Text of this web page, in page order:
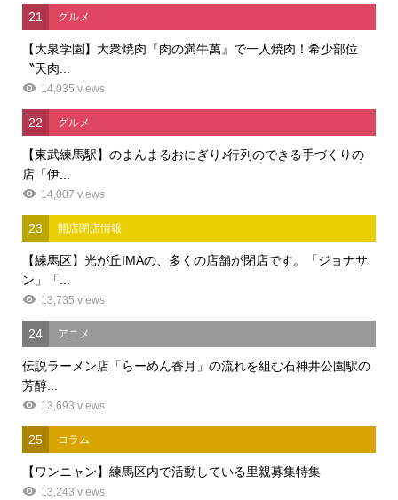
21 グルメ
【大泉学園】大衆焼肉『肉の満牛萬』で一人焼肉！希少部位
〝天肉...
14,035 views
22 グルメ
【東武練馬駅】のまんまるおにぎり♪行列のできる手づくりの
店「伊...
14,007 views
23 開店閉店情報
【練馬区】光が丘IMAの、多くの店舗が閉店です。「ジョナサ
ン」「...
13,735 views
24 アニメ
伝説ラーメン店「らーめん香月」の流れを組む石神井公園駅の
芳醇...
13,693 views
25 コラム
【ワンニャン】練馬区内で活動している里親募集特集
13,243 views